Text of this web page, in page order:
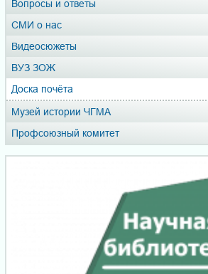
Вопросы и ответы
СМИ о нас
Видеосюжеты
ВУЗ ЗОЖ
Доска почёта
Музей истории ЧГМА
Профсоюзный комитет